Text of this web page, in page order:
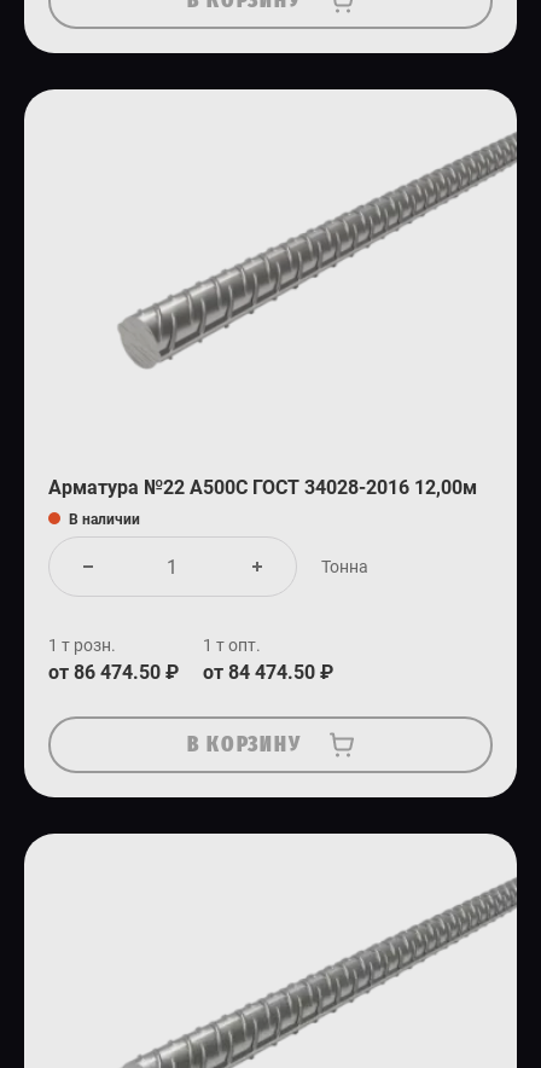
Арматура №22 А500С ГОСТ 34028-2016 12,00м
В наличии
Тонна
1 т розн.
от 86 474.50 ₽
1 т опт.
от 84 474.50 ₽
В КОРЗИНУ